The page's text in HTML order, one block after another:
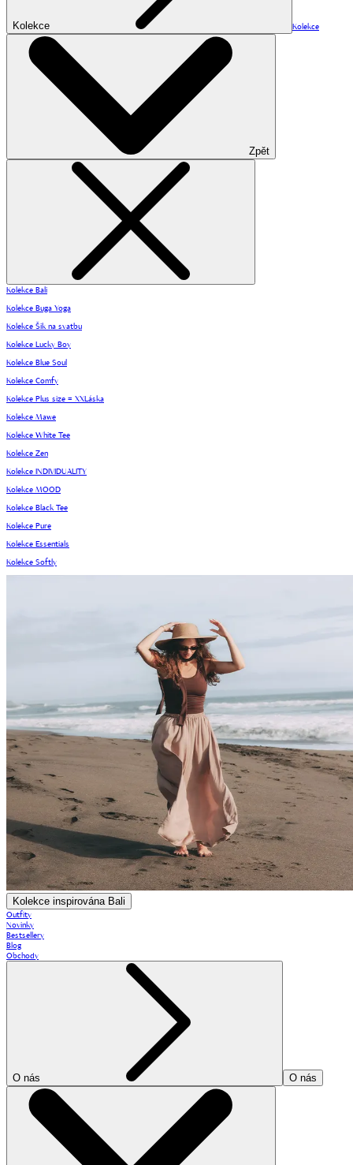
Kolekce Kolekce
Zpět
Kolekce Bali
Kolekce Buga Yoga
Kolekce Šik na svatbu
Kolekce Lucky Boy
Kolekce Blue Soul
Kolekce Comfy
Kolekce Plus size = XXLáska
Kolekce Mawe
Kolekce White Tee
Kolekce Zen
Kolekce INDIVIDUALITY
Kolekce MOOD
Kolekce Black Tee
Kolekce Pure
Kolekce Essentials
Kolekce Softly
Kolekce inspirována Bali
Outfity
Novinky
Bestsellery
Blog
Obchody
O nás O nás